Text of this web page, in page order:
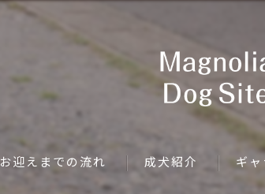
お迎えまでの流れ 成犬紹介 ギャ